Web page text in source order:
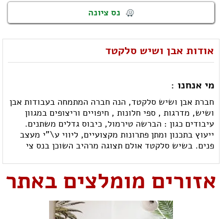
נס ציונה
אודות אבן ושיש סלקטד
מי אנחנו :
חברת אבן ושיש סלקטד, הנה חברה המתמחה בעבודות אבן
ושיש, מדרגות , ספי חלונות , חיפויים וריצופים במגוון
עיבודים כגון : הברשה טירמול, כיבוס גדלים משתנים.
ייעוץ בתכנון ומתן פתרונות מקצועיים, ליווי ע\"י מעצב
פנים. בשיש סלקטד אולם תצוגה מרהיב השוכן בנס צי
אזורים מומלצים באתר